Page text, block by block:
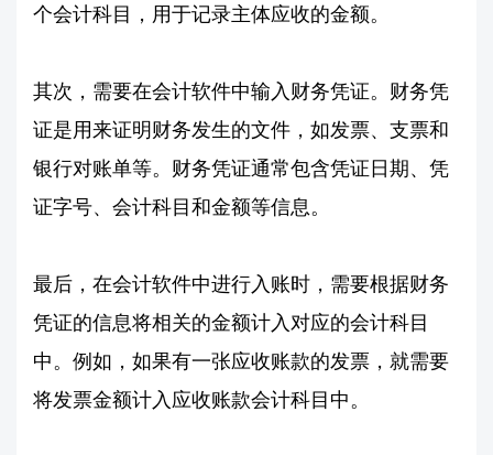
个会计科目，用于记录主体应收的金额。
其次，需要在会计软件中输入财务凭证。财务凭
证是用来证明财务发生的文件，如发票、支票和
银行对账单等。财务凭证通常包含凭证日期、凭
证字号、会计科目和金额等信息。
最后，在会计软件中进行入账时，需要根据财务
凭证的信息将相关的金额计入对应的会计科目
中。例如，如果有一张应收账款的发票，就需要
将发票金额计入应收账款会计科目中。